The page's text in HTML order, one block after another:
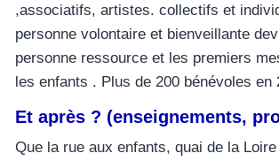
,associatifs, artistes. collectifs et
personne volontaire et bienveillante
personne ressource et les premiers
les enfants . Plus de 200 bénévoles en
Et après ? (enseignements,
Que la rue aux enfants, quai de la